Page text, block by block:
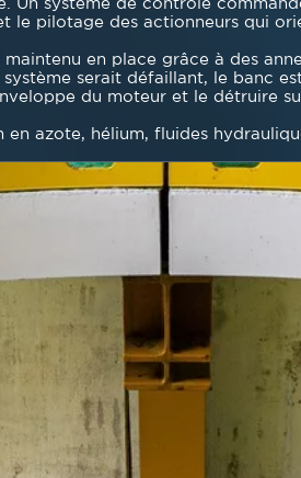
le pilotage des actionneurs qui
en place grâce à des
serait défaillant, le banc
du moteur et le détruire
azote, hélium, fluides